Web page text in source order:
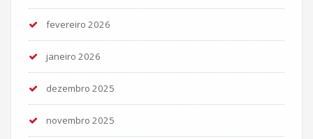
fevereiro 2026
janeiro 2026
dezembro 2025
novembro 2025